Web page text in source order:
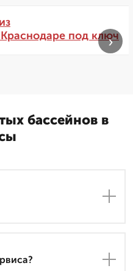
под ключ
›
бассейнов в